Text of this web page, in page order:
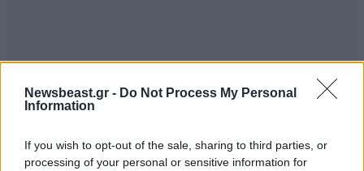
Newsbeast.gr - Do Not Process My Personal
Information
If you wish to opt-out of the sale, sharing to third parties, or
processing of your personal or sensitive information for